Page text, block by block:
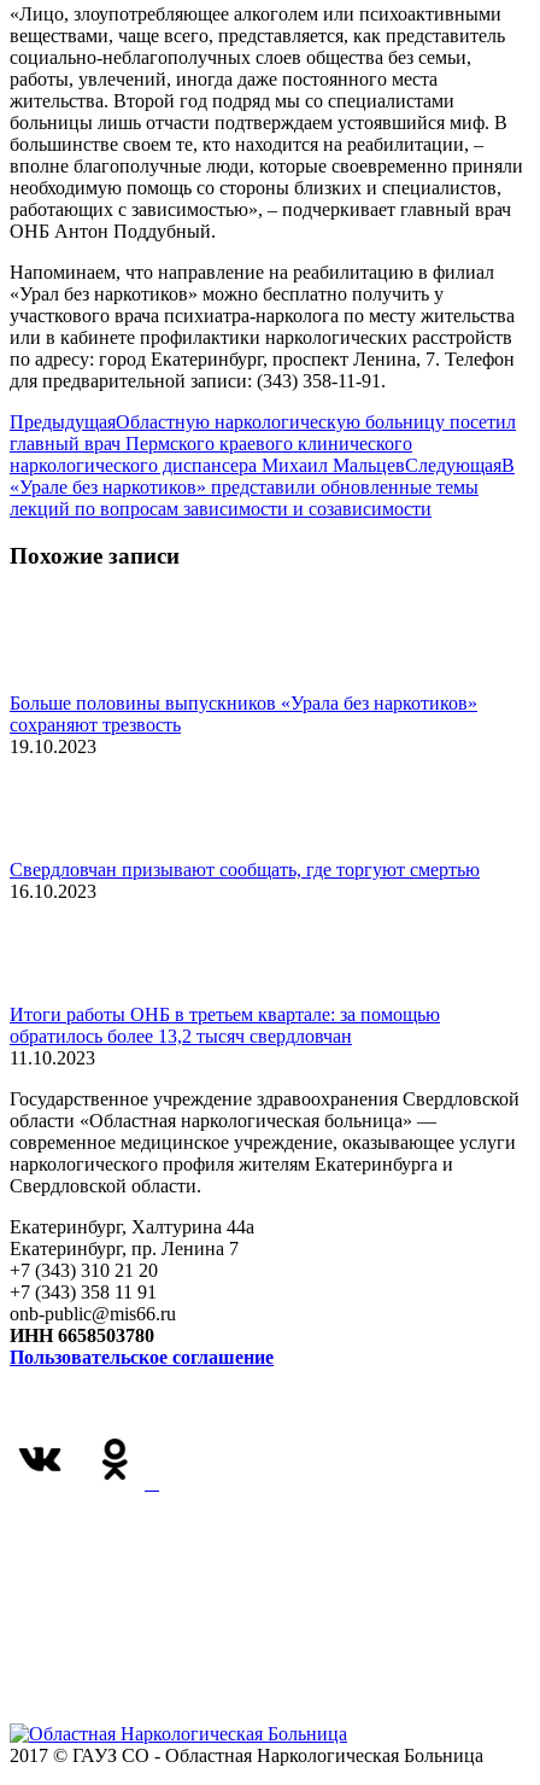
«Лицо, злоупотребляющее алкоголем или психоактивными
веществами, чаще всего, представляется, как представитель
социально-неблагополучных слоев общества без семьи,
работы, увлечений, иногда даже постоянного места
жительства. Второй год подряд мы со специалистами
больницы лишь отчасти подтверждаем устоявшийся миф. В
большинстве своем те, кто находится на реабилитации, –
вполне благополучные люди, которые своевременно приняли
необходимую помощь со стороны близких и специалистов,
работающих с зависимостью», – подчеркивает главный врач
ОНБ Антон Поддубный.
Напоминаем, что направление на реабилитацию в филиал
«Урал без наркотиков» можно бесплатно получить у
участкового врача психиатра-нарколога по месту жительства
или в кабинете профилактики наркологических расстройств
по адресу: город Екатеринбург, проспект Ленина, 7. Телефон
для предварительной записи: (343) 358-11-91.
Навигация
по
записям
ПредыдущаяПредыдущая
запись:
Областную наркологическую больницу посетил
главный врач Пермского краевого клинического
наркологического диспансера Михаил МальцевСледующаяВ
«Урале без наркотиков» представили обновленные темы
лекций по вопросам зависимости и созависимости
Похожие записи
Больше половины выпускников «Урала без наркотиков»
сохраняют трезвость
19.10.2023
Свердловчан призывают сообщать, где торгуют смертью
16.10.2023
Итоги работы ОНБ в третьем квартале: за помощью
обратилось более 13,2 тысяч свердловчан
11.10.2023
Государственное учреждение здравоохранения Свердловской
области «Областная наркологическая больница» —
современное медицинское учреждение, оказывающее услуги
наркологического профиля жителям Екатеринбурга и
Свердловской области.
Екатеринбург, Халтурина 44а
Екатеринбург, пр. Ленина 7
+7 (343) 310 21 20
+7 (343) 358 11 91
onb-public@mis66.ru
ИНН 6658503780
Пользовательское соглашение
2017 © ГАУЗ СО - Областная Наркологическая Больница